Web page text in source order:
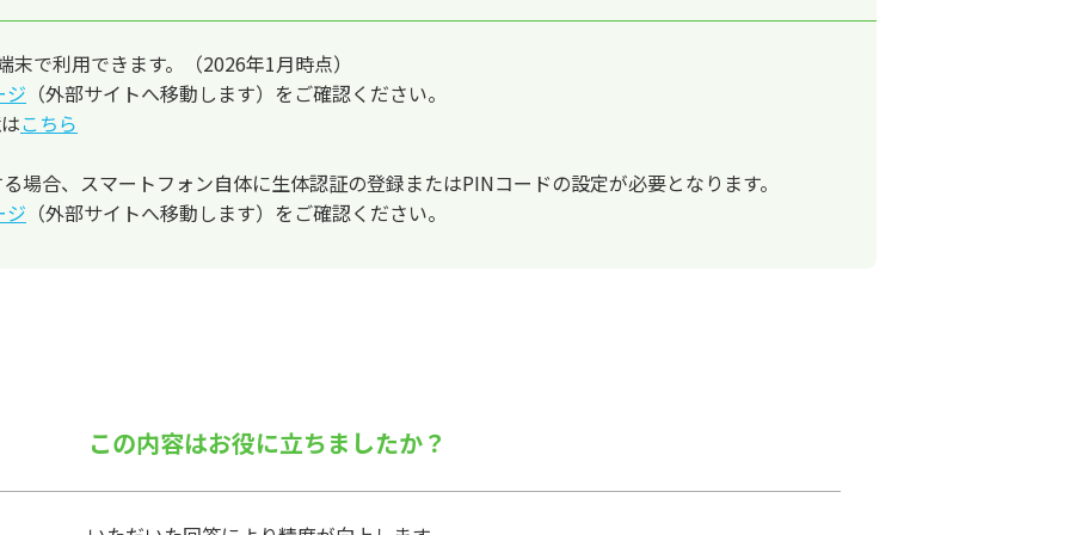
で利用できます。（2026年1月時点）
ジ （外部サイトへ移動します）をご確認ください。
こちら
場合、スマートフォン自体に生体認証の登録またはPINコードの設定が必要となります。
ジ （外部サイトへ移動します）をご確認ください。
この内容はお役に立ちましたか？